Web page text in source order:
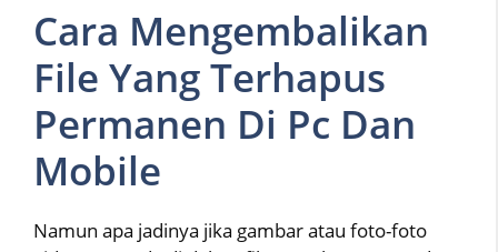
Cara Mengembalikan
File Yang Terhapus
Permanen Di Pc Dan
Mobile
Namun apa jadinya jika gambar atau foto-foto